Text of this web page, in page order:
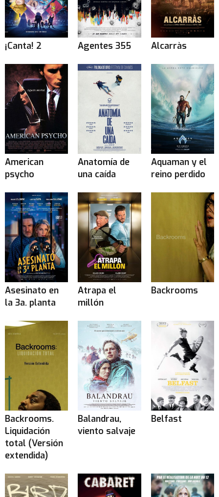
¡Canta! 2 Agentes 355 Alcarràs
American
psycho
Anatomía de
una caída
Aquaman y el
reino perdido
Asesinato en
la 3a. planta
Atrapa el
millón
Backrooms
Backrooms.
Liquidación
total (Versión
extendida)
Balandrau,
viento salvaje
Belfast